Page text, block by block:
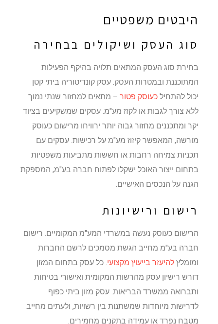
היבטים משפטיים
סוג העסק ושיקולים בבחירה
בחירת סוג העסק המתאים תלויה בהיקף הפעילות
המתוכננת ובמטרות העסק. עסק קונדיטוריה ביתי קטן
יכול להתחילכעוסק פטור– מתאים למחזור שנתי נמוך
ללא צורך לגבות או לקזז מע"מ. עסקים שמשקיעים בציוד
יקר ומתכננים מחזור גבוה יותר ירוויחו מרישום כעוסק
מורשה, המאפשר קיזוז מע"מ על רכישות. עסקים עם
תכניות צמיחה רחבות או חששות מתביעות משפטיות
בתחום ייצור האוכל ישקלו לפתוח חברה בע"מ, המספקת
הגנה על הנכסים האישיים.
רישום ורישיונות
הרישום כעוסק נעשה במשרדי המע"מ המקומיים. רישום
חברה בע"מ מחייב הגשת מסמכים לרשם החברות
ומומלץלהיעזר בייעוץ מקצועי. כל עסק בתחום המזון
דורש רישיון עסק מהרשות המקומית ואישורי בטיחות
ותברואה ממשרד הבריאות. עסק מזון ביתי כפוף
לדרישות מיוחדות שמשתנות בין רשויות, ולעתים מחייב
מטבח נפרד או עמידה בתקנים מחמירים.